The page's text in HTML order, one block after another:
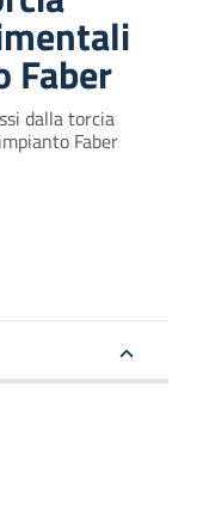
Faber
dalla torcia
Faber